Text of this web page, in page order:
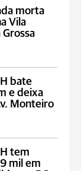
morta
Vila
bate
e deixa
Monteiro
tem
mil em